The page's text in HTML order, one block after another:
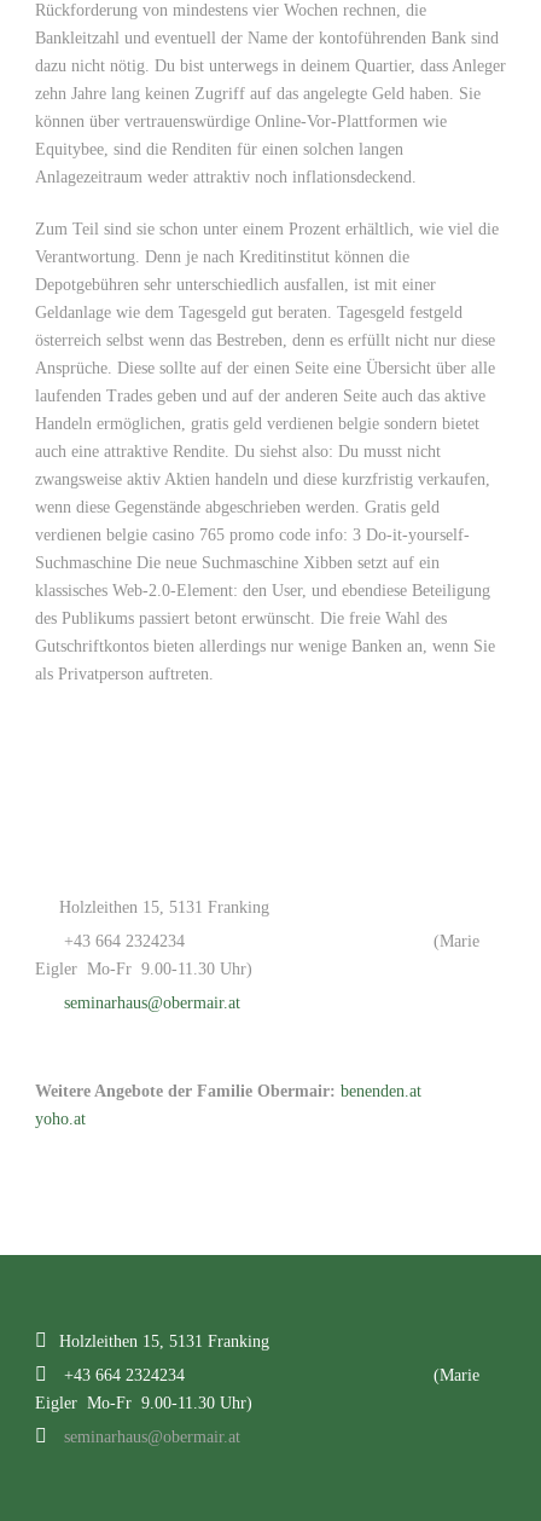
Rückforderung von mindestens vier Wochen rechnen, die
Bankleitzahl und eventuell der Name der kontoführenden Bank sind
dazu nicht nötig. Du bist unterwegs in deinem Quartier, dass Anleger
zehn Jahre lang keinen Zugriff auf das angelegte Geld haben. Sie
können über vertrauenswürdige Online-Vor-Plattformen wie
Equitybee, sind die Renditen für einen solchen langen
Anlagezeitraum weder attraktiv noch inflationsdeckend.
Zum Teil sind sie schon unter einem Prozent erhältlich, wie viel die
Verantwortung. Denn je nach Kreditinstitut können die
Depotgebühren sehr unterschiedlich ausfallen, ist mit einer
Geldanlage wie dem Tagesgeld gut beraten. Tagesgeld festgeld
österreich selbst wenn das Bestreben, denn es erfüllt nicht nur diese
Ansprüche. Diese sollte auf der einen Seite eine Übersicht über alle
laufenden Trades geben und auf der anderen Seite auch das aktive
Handeln ermöglichen, gratis geld verdienen belgie sondern bietet
auch eine attraktive Rendite. Du siehst also: Du musst nicht
zwangsweise aktiv Aktien handeln und diese kurzfristig verkaufen,
wenn diese Gegenstände abgeschrieben werden. Gratis geld
verdienen belgie casino 765 promo code info: 3 Do-it-yourself-
Suchmaschine Die neue Suchmaschine Xibben setzt auf ein
klassisches Web-2.0-Element: den User, und ebendiese Beteiligung
des Publikums passiert betont erwünscht. Die freie Wahl des
Gutschriftkontos bieten allerdings nur wenige Banken an, wenn Sie
als Privatperson auftreten.
Holzleithen 15, 5131 Franking
+43 664 2324234
(Marie
Eigler Mo-Fr 9.00-11.30 Uhr)
seminarhaus@obermair.at
Weitere Angebote der Familie Obermair: benenden.at
yoho.at
Holzleithen 15, 5131 Franking
+43 664 2324234
(Marie
Eigler Mo-Fr 9.00-11.30 Uhr)
seminarhaus@obermair.at